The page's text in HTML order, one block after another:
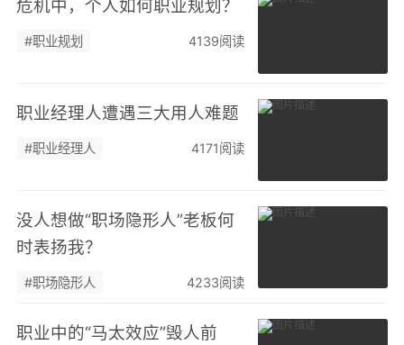
危机中，个人如何职业规划？
#职业规划 4139阅读
职业经理人遭遇三大用人难题
#职业经理人 4171阅读
没人想做“职场隐形人”老板何
时表扬我？
#职场隐形人 4233阅读
职业中的“马太效应”毁人前